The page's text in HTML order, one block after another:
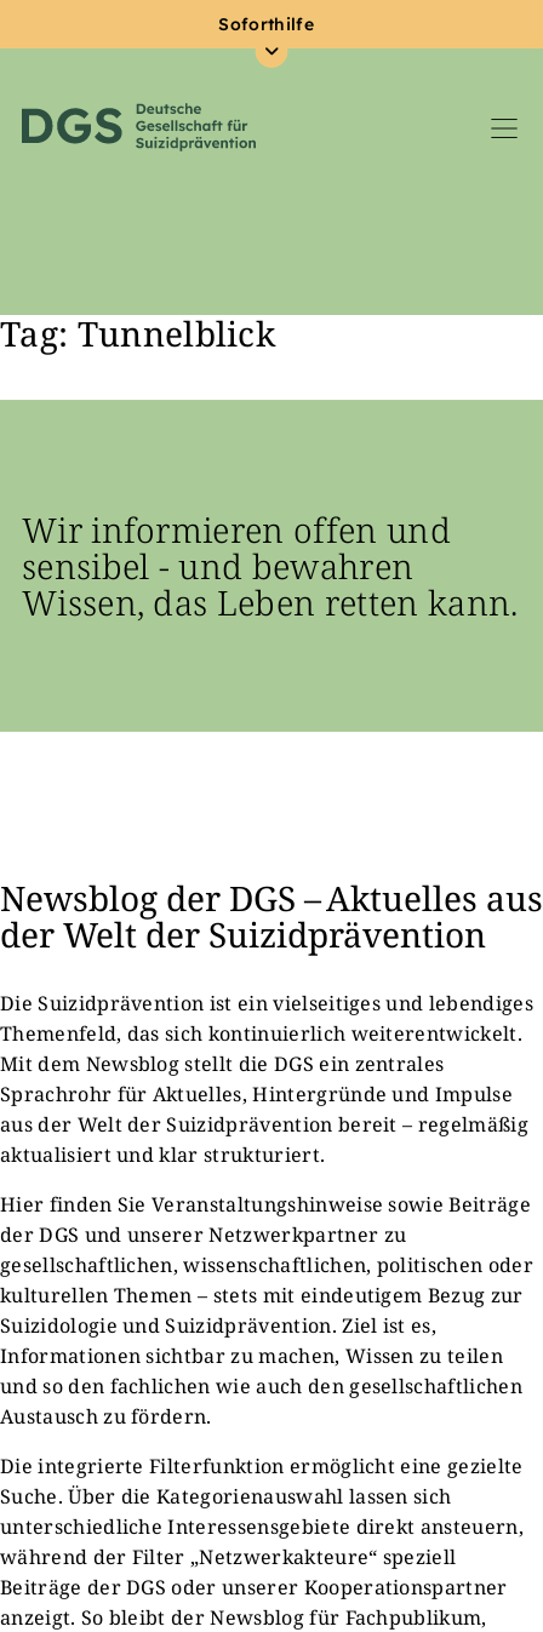
Zum Hauptinhalt springen
Soforthilfe
Tag: Tunnelblick
Wir informieren offen und
sensibel - und bewahren
Wissen, das Leben retten kann.
Newsblog der DGS – Aktuelles aus
der Welt der Suizidprävention
Die Suizidprävention ist ein vielseitiges und lebendiges
Themenfeld, das sich kontinuierlich weiterentwickelt.
Mit dem Newsblog stellt die DGS ein zentrales
Sprachrohr für Aktuelles, Hintergründe und Impulse
aus der Welt der Suizidprävention bereit – regelmäßig
aktualisiert und klar strukturiert.
Hier finden Sie Veranstaltungshinweise sowie Beiträge
der DGS und unserer Netzwerkpartner zu
gesellschaftlichen, wissenschaftlichen, politischen oder
kulturellen Themen – stets mit eindeutigem Bezug zur
Suizidologie und Suizidprävention. Ziel ist es,
Informationen sichtbar zu machen, Wissen zu teilen
und so den fachlichen wie auch den gesellschaftlichen
Austausch zu fördern.
Die integrierte Filterfunktion ermöglicht eine gezielte
Suche. Über die Kategorienauswahl lassen sich
unterschiedliche Interessensgebiete direkt ansteuern,
während der Filter „Netzwerkakteure“ speziell
Beiträge der DGS oder unserer Kooperationspartner
anzeigt. So bleibt der Newsblog für Fachpublikum,